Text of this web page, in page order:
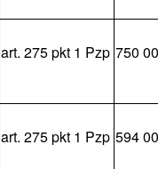
art. 275 pkt 1 Pzp 750
art. 275 pkt 1 Pzp 594